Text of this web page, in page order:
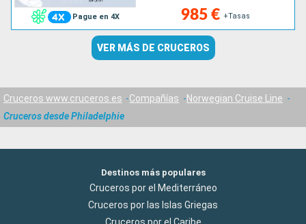
Pague en 4X 985 € +Tasas
VER MÁS DE CRUCEROS
Cruceros www.cruceros.es Compañías
Norwegian Cruise Line
Cruceros desde Philadelphie
Destinos más populares
Cruceros por el Mediterráneo
Cruceros por las Islas Griegas